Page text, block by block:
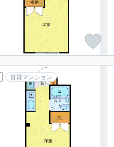
賃貸マンション